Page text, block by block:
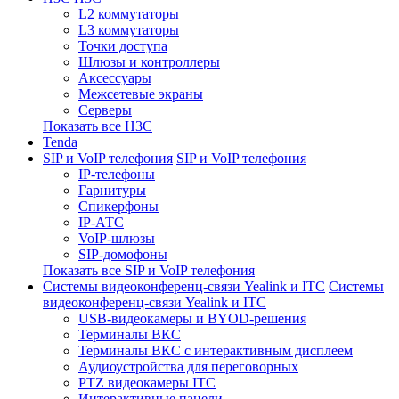
L2 коммутаторы
L3 коммутаторы
Точки доступа
Шлюзы и контроллеры
Аксессуары
Межсетевые экраны
Серверы
Показать все H3C
Tenda
SIP и VoIP телефония SIP и VoIP телефония
IP-телефоны
Гарнитуры
Спикерфоны
IP-АТС
VoIP-шлюзы
SIP-домофоны
Показать все SIP и VoIP телефония
Системы видеоконференц-связи Yealink и ITC Системы
видеоконференц-связи Yealink и ITC
USB-видеокамеры и BYOD-решения
Терминалы ВКС
Терминалы ВКС с интерактивным дисплеем
Аудиоустройства для переговорных
PTZ видеокамеры ITC